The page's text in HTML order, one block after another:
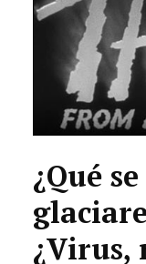
SALUD
¿Qué
¿Virus,